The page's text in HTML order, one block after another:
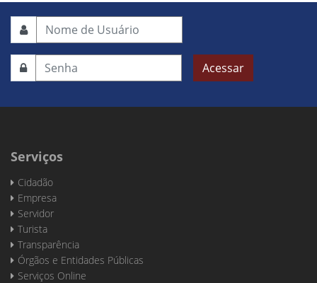
Acessar
Serviços
Cidadão
Empresa
Servidor
Turista
Transparência
Órgãos e Entidades Públicas
Serviços Online